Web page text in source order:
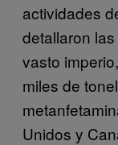
actividades
detallaron
vasto
miles de
Unidos y